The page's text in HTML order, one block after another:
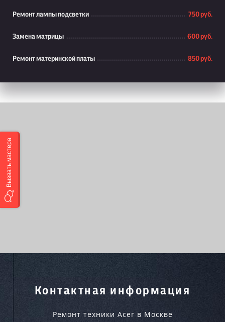
Ремонт лампы подсветки 750 руб.
Замена матрицы 600 руб.
Ремонт материнской платы 850 руб.
Контактная информация
Ремонт техники Acer в Москве
Вызвать мастера